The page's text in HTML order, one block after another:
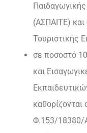
(ΑΣΠΑΙΤΕ)
Τουριστικής
σε ποσοστό
και
Φ.153/18380/